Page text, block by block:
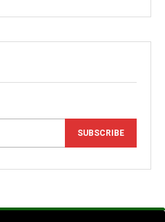
SUBSCRIBE